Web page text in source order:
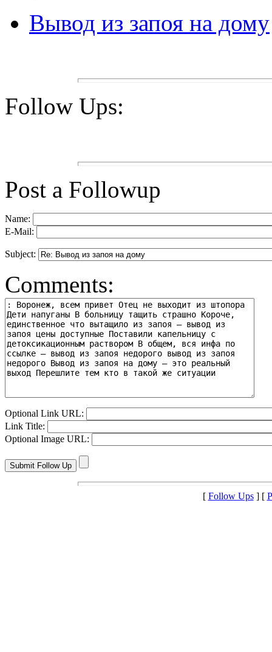
Вывод из запоя на дому
Follow Ups:
Post a Followup
Name:
E-Mail:
Subject:
Comments:
Optional Link URL:
Link Title:
Optional Image URL:
[ Follow Ups] [